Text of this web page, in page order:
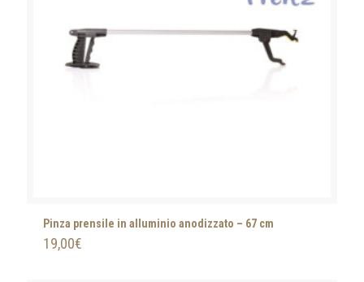
Pinza prensile in alluminio anodizzato – 67 cm
19,00€